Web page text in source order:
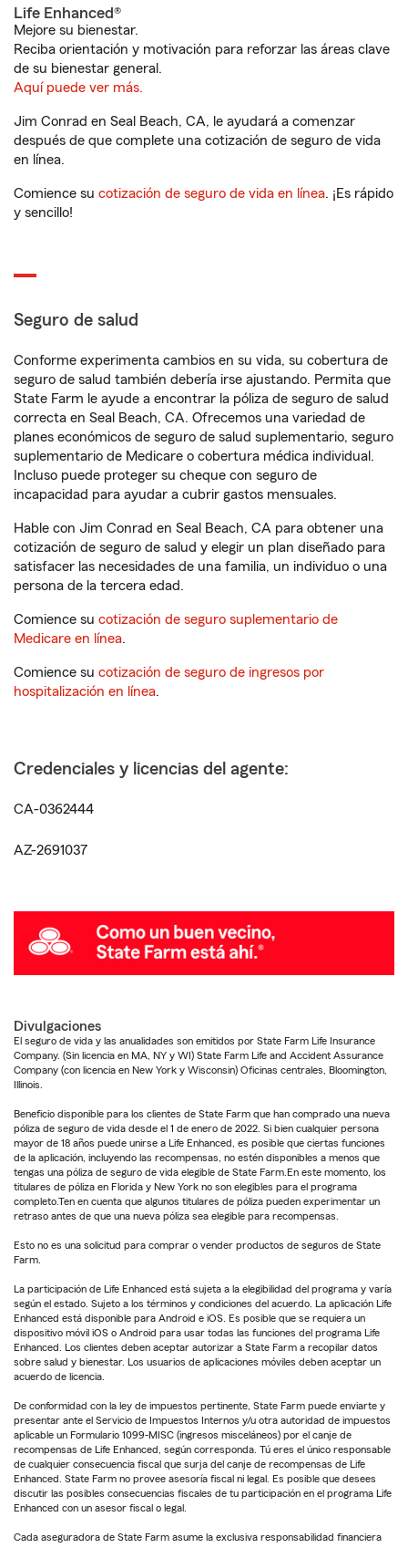
Life Enhanced®
Mejore su bienestar.
Reciba orientación y motivación para reforzar las áreas clave
de su bienestar general.
Aquí puede ver más.
Jim Conrad en Seal Beach, CA, le ayudará a comenzar
después de que complete una cotización de seguro de vida
en línea.
Comience su cotización de seguro de vida en línea. ¡Es rápido
y sencillo!
Seguro de salud
Conforme experimenta cambios en su vida, su cobertura de
seguro de salud también debería irse ajustando. Permita que
State Farm le ayude a encontrar la póliza de seguro de salud
correcta en Seal Beach, CA. Ofrecemos una variedad de
planes económicos de seguro de salud suplementario, seguro
suplementario de Medicare o cobertura médica individual.
Incluso puede proteger su cheque con seguro de
incapacidad para ayudar a cubrir gastos mensuales.
Hable con Jim Conrad en Seal Beach, CA para obtener una
cotización de seguro de salud y elegir un plan diseñado para
satisfacer las necesidades de una familia, un individuo o una
persona de la tercera edad.
Comience su cotización de seguro suplementario de
Medicare en línea.
Comience su cotización de seguro de ingresos por
hospitalización en línea.
Credenciales y licencias del agente:
CA-0362444
AZ-2691037
Divulgaciones
El seguro de vida y las anualidades son emitidos por State Farm Life Insurance
Company. (Sin licencia en MA, NY y WI) State Farm Life and Accident Assurance
Company (con licencia en New York y Wisconsin) Oficinas centrales, Bloomington,
Illinois.
Beneficio disponible para los clientes de State Farm que han comprado una nueva
póliza de seguro de vida desde el 1 de enero de 2022. Si bien cualquier persona
mayor de 18 años puede unirse a Life Enhanced, es posible que ciertas funciones
de la aplicación, incluyendo las recompensas, no estén disponibles a menos que
tengas una póliza de seguro de vida elegible de State Farm.En este momento, los
titulares de póliza en Florida y New York no son elegibles para el programa
completo.Ten en cuenta que algunos titulares de póliza pueden experimentar un
retraso antes de que una nueva póliza sea elegible para recompensas.
Esto no es una solicitud para comprar o vender productos de seguros de State
Farm.
La participación de Life Enhanced está sujeta a la elegibilidad del programa y varía
según el estado. Sujeto a los términos y condiciones del acuerdo. La aplicación Life
Enhanced está disponible para Android e iOS. Es posible que se requiera un
dispositivo móvil iOS o Android para usar todas las funciones del programa Life
Enhanced. Los clientes deben aceptar autorizar a State Farm a recopilar datos
sobre salud y bienestar. Los usuarios de aplicaciones móviles deben aceptar un
acuerdo de licencia.
De conformidad con la ley de impuestos pertinente, State Farm puede enviarte y
presentar ante el Servicio de Impuestos Internos y/u otra autoridad de impuestos
aplicable un Formulario 1099-MISC (ingresos misceláneos) por el canje de
recompensas de Life Enhanced, según corresponda. Tú eres el único responsable
de cualquier consecuencia fiscal que surja del canje de recompensas de Life
Enhanced. State Farm no provee asesoría fiscal ni legal. Es posible que desees
discutir las posibles consecuencias fiscales de tu participación en el programa Life
Enhanced con un asesor fiscal o legal.
Cada aseguradora de State Farm asume la exclusiva responsabilidad financiera